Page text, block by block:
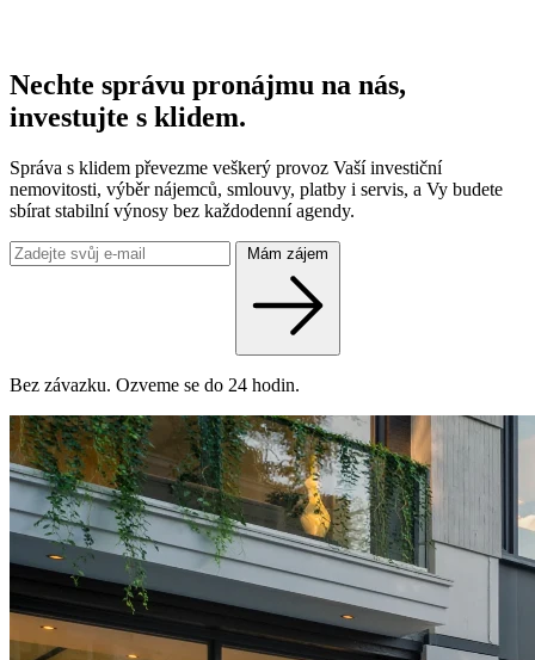
Nechte správu pronájmu na nás,
investujte s klidem.
Správa s klidem převezme veškerý provoz Vaší investiční
nemovitosti, výběr nájemců, smlouvy, platby i servis, a Vy budete
sbírat stabilní výnosy bez každodenní agendy.
Mám zájem
Bez závazku. Ozveme se do 24 hodin.